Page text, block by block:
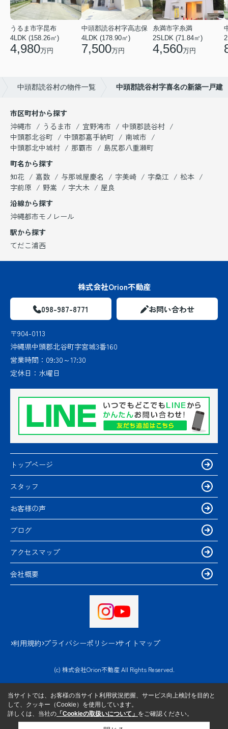
うるま市字昆布
4LDK (158.26㎡)
4,980万円
中頭郡読谷村字高志保
4LDK (178.90㎡)
7,500万円
糸満市字糸満
2SLDK (71.84㎡)
4,560万円
中頭郡読谷村の物件一覧 中頭郡読谷村字喜名の新築一戸建
市区町村から探す
沖縄市
うるま市 宜野湾市
中頭郡読谷村
中頭郡北谷町
中頭郡嘉手納町
南城市
中頭郡北中城村
那覇市
島尻郡八重瀬町
町名から探す
知花
嘉数 与那城屋慶名 字美崎 字桑江
松本
字前原
野嵩 字大木
屋良
沿線から探す
沖縄都市モノレール
駅から探す
てだこ浦西
株式会社Orion不動産
098-987-8771 お問い合わせ
〒904-0113
沖縄県中頭郡北谷町字宮城3番160
営業時間： 09:30～17:30
定休日： 水曜日
トップページ
スタッフ
お客様の声
ブログ
アクセスマップ
会社概要
利用規約 プライバシーポリシー サイトマップ
(c) 株式会社Orion不動産 All Rights Reserved.
当サイトでは、お客様の当サイト利用状況把握、サービス向上検討を目的と
して、クッキー（Cookie）を使用しています。
詳しくは、当社の 「Cookieの取扱いについて」 をご確認ください。